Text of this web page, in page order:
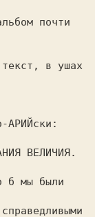
почти
в ушах
АРИЙски:
ВЕЛИЧИЯ.
б мы были